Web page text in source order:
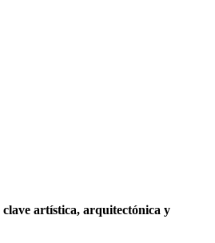
clave artística, arquitectónica y